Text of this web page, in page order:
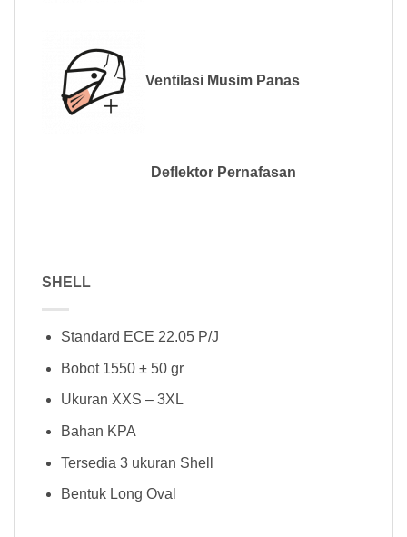
Ventilasi Musim Panas
Deflektor Pernafasan
SHELL
Standard ECE 22.05 P/J
Bobot 1550 ± 50 gr
Ukuran XXS – 3XL
Bahan KPA
Tersedia 3 ukuran Shell
Bentuk Long Oval